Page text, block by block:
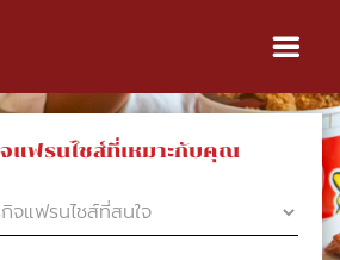
แฟรนไชส์ที่เหมาะกับคุณ